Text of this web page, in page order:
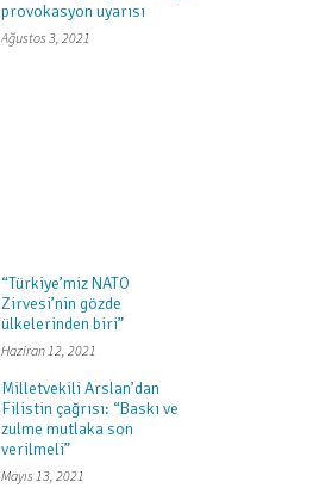
provokasyon uyarısı
Ağustos 3, 2021
“Türkiye’miz NATO
Zirvesi’nin gözde
ülkelerinden biri”
Haziran 12, 2021
Milletvekili Arslan’dan
Filistin çağrısı: “Baskı ve
zulme mutlaka son
verilmeli”
Mayıs 13, 2021